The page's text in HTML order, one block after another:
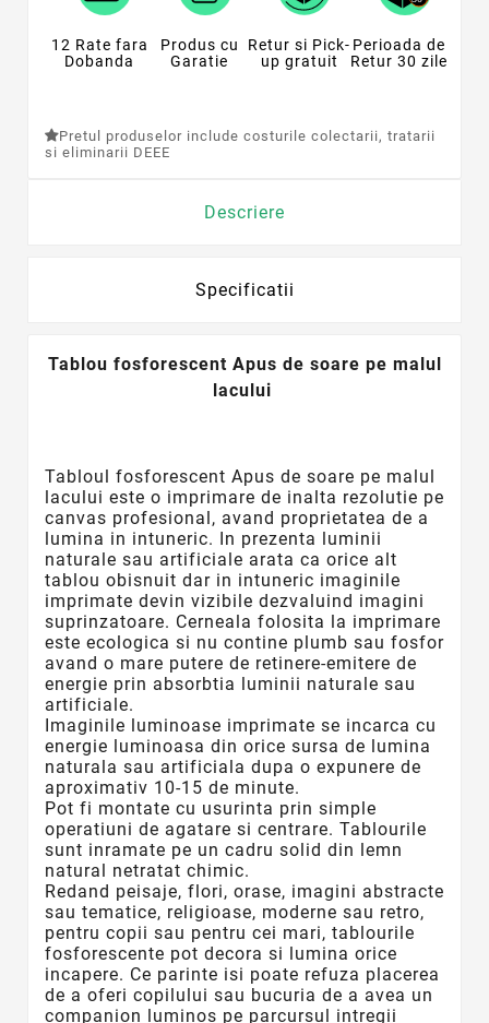
12 Rate fara
Dobanda
Produs cu
Garatie
Retur si Pick-
up gratuit
Perioada de
Retur 30 zile
Pretul produselor include costurile colectarii, tratarii
si eliminarii DEEE
Descriere
Specificatii
Tablou fosforescent Apus de soare pe malul
lacului
Tabloul fosforescent Apus de soare pe malul
lacului este o imprimare de inalta rezolutie pe
canvas profesional, avand proprietatea de a
lumina in intuneric. In prezenta luminii
naturale sau artificiale arata ca orice alt
tablou obisnuit dar in intuneric imaginile
imprimate devin vizibile dezvaluind imagini
suprinzatoare. Cerneala folosita la imprimare
este ecologica si nu contine plumb sau fosfor
avand o mare putere de retinere-emitere de
energie prin absorbtia luminii naturale sau
artificiale.
Imaginile luminoase imprimate se incarca cu
energie luminoasa din orice sursa de lumina
naturala sau artificiala dupa o expunere de
aproximativ 10-15 de minute.
Pot fi montate cu usurinta prin simple
operatiuni de agatare si centrare. Tablourile
sunt inramate pe un cadru solid din lemn
natural netratat chimic.
Redand peisaje, flori, orase, imagini abstracte
sau tematice, religioase, moderne sau retro,
pentru copii sau pentru cei mari, tablourile
fosforescente pot decora si lumina orice
incapere. Ce parinte isi poate refuza placerea
de a oferi copilului sau bucuria de a avea un
companion luminos pe parcursul intregii